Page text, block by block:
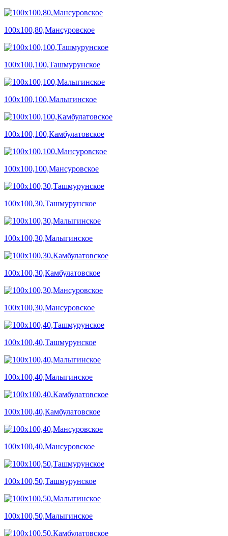
100х100,80,Мансуровское
100х100,100,Ташмурунское
100х100,100,Малыгинское
100х100,100,Камбулатовское
100х100,100,Мансуровское
100х100,30,Ташмурунское
100х100,30,Малыгинское
100х100,30,Камбулатовское
100х100,30,Мансуровское
100х100,40,Ташмурунское
100х100,40,Малыгинское
100х100,40,Камбулатовское
100х100,40,Мансуровское
100х100,50,Ташмурунское
100х100,50,Малыгинское